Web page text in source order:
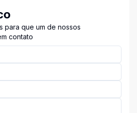
para que um de nossos
contato